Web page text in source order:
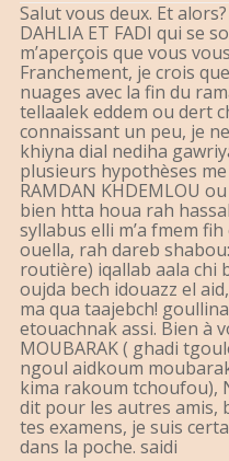
Salut vous deux. Et
DAHLIA ET FADI qui se
m’aperçois que vous
Franchement, je crois
nuages avec la fin du
tellaalek eddem ou dert
connaissant un peu, je
khiyna dial nediha
plusieurs hypothèses
RAMDAN KHDEMLOU
bien htta houa rah
syllabus elli m’a fmem
ouella, rah dareb
routière) iqallab aala chi
oujda bech idouazz el
ma qua taajebch!
etouachnak assi. Bien à
MOUBARAK ( ghadi
ngoul aidkoum
kima rakoum tchoufou),
dit pour les autres amis,
tes examens, je suis
dans la poche. saidi